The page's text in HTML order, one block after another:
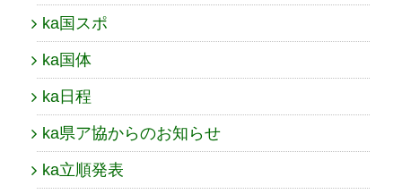
ka国スポ
ka国体
ka日程
ka県ア協からのお知らせ
ka立順発表